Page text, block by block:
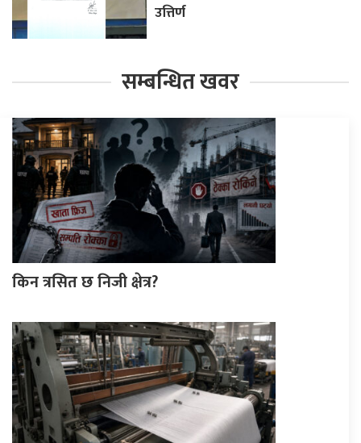
उत्तिर्ण
सम्बन्धित खवर
किन त्रसित छ निजी क्षेत्र?